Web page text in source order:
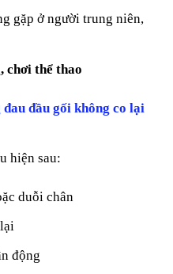
gặp ở người trung niên,
chơi thể thao
đầu gối không co lại
hiện sau:
duỗi chân
động